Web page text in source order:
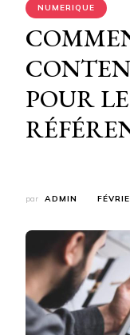
NUMERIQUE
POUR LE
par ADMIN